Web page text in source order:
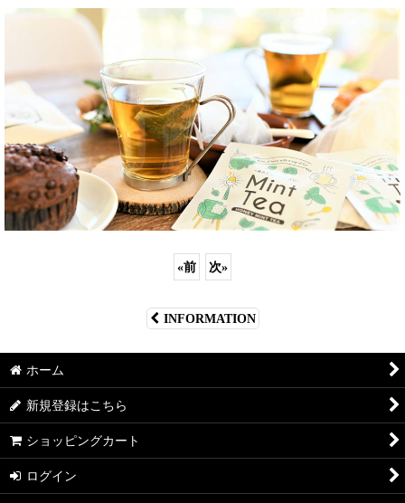
«前 次»
INFORMATION
ホーム
新規登録はこちら
ショッピングカート
ログイン